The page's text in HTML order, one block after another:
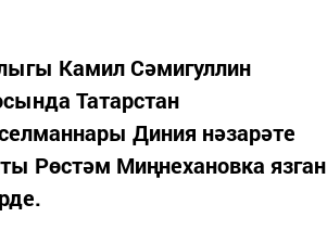
Камил Сәмигуллин
Татарстан
Диния нәзарәте
Рөстәм Миңнехановка язган